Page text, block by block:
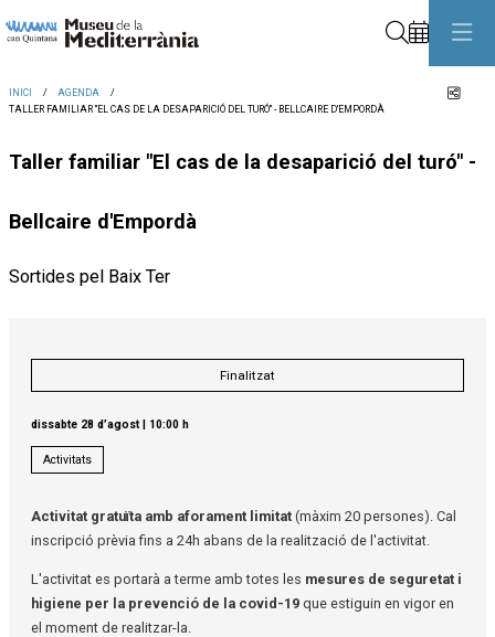
INICI
AGENDA
TALLER FAMILIAR "EL CAS DE LA DESAPARICIÓ DEL TURÓ" - BELLCAIRE D'EMPORDÀ
Taller familiar "El cas de la desaparició del turó" -
Bellcaire d'Empordà
Sortides pel Baix Ter
Finalitzat
dissabte 28 d’agost | 10:00 h
Activitats
Activitat gratuïta amb aforament limitat (màxim 20 persones). Cal
inscripció prèvia fins a 24h abans de la realització de l'activitat.
L'activitat es portarà a terme amb totes les mesures de seguretat i
higiene per la prevenció de la covid-19 que estiguin en vigor en
el moment de realitzar-la.